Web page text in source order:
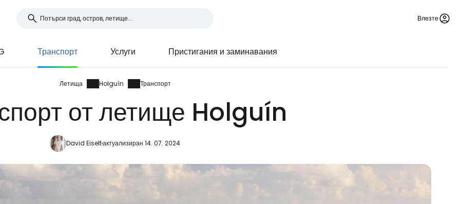
Влезте
Транспорт Услуги Пристигания и заминавания
Летища Holguín Транспорт
от летище Holguín
David Eiseltактуализиран 14. 07. 2024